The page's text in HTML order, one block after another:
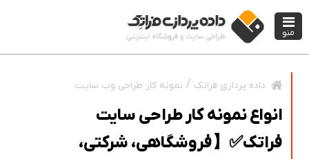
داده پردازی فراتک نمونه کار طراحی وب سایت
انواع نمونه کار طراحی سایت
فراتک✅【فروشگاهی، شرکتی،
منو